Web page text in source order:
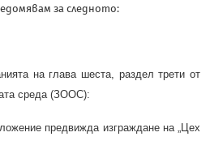
за следното:
на глава шеста, раздел трети от
среда (ЗООС):
предвижда изграждане на „Цех